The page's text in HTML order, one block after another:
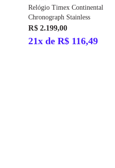
Relógio Timex Continental
Chronograph Stainless
R$ 2.199,00
21x de R$ 116,49